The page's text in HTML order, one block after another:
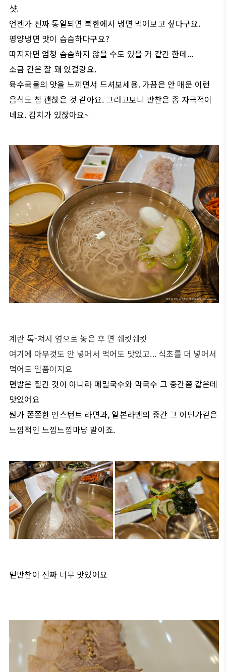
샷.
언젠가 진짜 통일되면 북한에서 냉면 먹어보고 싶다구요.
평양냉면 맛이 슴슴하다구요?
따지자면 엄청 슴슴하지 않을 수도 있을 거 같긴 한데...
소금 간은 잘 돼 있걸랑요.
육수국물의 맛을 느끼면서 드셔보세용. 가끔은 안 매운 이런
음식도 참 괜찮은 것 같아요. 그러고보니 반찬은 좀 자극적이
네요. 김치가 있잖아요~
계란 톡-쳐서 옆으로 놓은 후 면 쉐킷쉐킷
여기에 아무것도 안 넣어서 먹어도 맛있고... 식초를 더 넣어서
먹어도 일품이지요
면발은 질긴 것이 아니라 메밀국수와 막국수 그 중간쯤 같은데
맛있어요
뭔가 쫀쫀한 인스턴트 라면과, 일본라멘의 중간 그 어딘가같은
느낌적인 느낌느낌마냥 말이죠.
밑반찬이 진짜 너무 맛있어요